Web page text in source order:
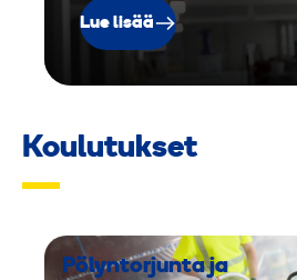
Lue lisää
Koulutukset
Pölyntorjunta ja